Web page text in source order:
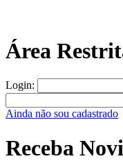
Área
Login:
Ainda não sou cadastrado
Receba